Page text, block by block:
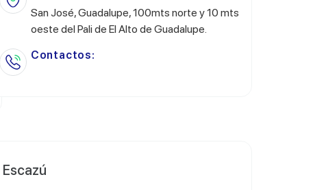
San José, Guadalupe, 100mts norte y 10 mts
oeste del Pali de El Alto de Guadalupe.
Contactos:
Escazú